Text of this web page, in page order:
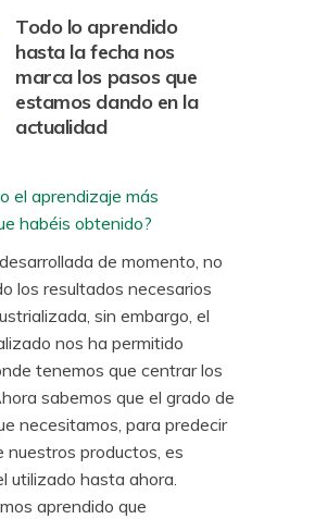
Todo lo aprendido
hasta la fecha nos
marca los pasos que
estamos dando en la
actualidad
el aprendizaje más
habéis obtenido?
de momento, no
los resultados necesarios
sin embargo, el
nos ha permitido
tenemos que centrar los
sabemos que el grado de
necesitamos, para predecir
nuestros productos, es
utilizado hasta ahora.
aprendido que